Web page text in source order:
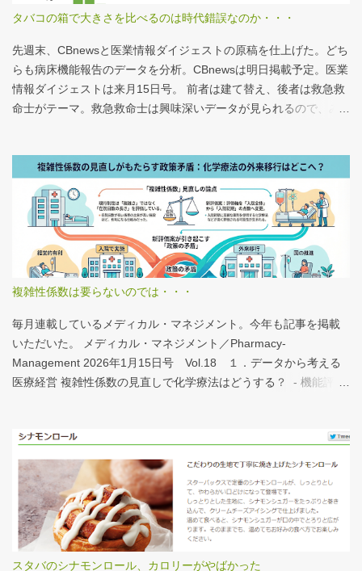
タバコの箱で大きさを比べるのは時代錯誤なのか・・・
先週末、CBnewsと医業情報ダイジェストの原稿を仕上げた。どち
らも病床機能報告のデータを分析。CBnewsは明日掲載予定。医業
情報ダイジェストは来月15日号。 前者は建て替え、後者は救急救
命士がテーマ。救急救命士は興味深いデータが見られるので、み
は、医業情報ダイジェストの記事をお読みください！なのだが、
分析結果の一例は下のグラフ。 病床機能報告（2023年度報告）を
基に作成 ※救急救命士の人数は常勤・非常勤（常勤換算）の合
計。人数が0人の施設は集計に含まない この施設は何人いるんだろ
う？、あの施設は何人だろう？と見てみるだけでも十分興味深い
が、上のグラフのような情報が頭に入っていると、比較整理しや
する。立派な建物がある。武蔵国府の国司館（こくしのたち）を
復元したものだ。写真だけでは、大きさが分かりづらいはずだ。
今月訪れた武蔵国府跡 実際には10分の1サイズの模型なので、そ
れほど大きくない。人が一緒に写っている新聞記事（ （まちの記
憶）武蔵国府跡 東京都府中市：朝日新聞デジタル ）を見れば、
い。平均値で見ても情報は十分でないかもしれない。しかし、ヒ
ストグラムなどをあわせて見れば、相対的なポジションが分かり
やすい。朝日新聞の記事は、人が一緒に写っているので大きさを
把握しやすい。 そういえば、大きさ比較でタバコの箱を横に並べ
るのって、最近見かけないなぁ・・・。このご時世、タバコはNG
なのか？？
複雑性係数は要らないのでは・・・
毎月連載しているメディカル・マネジメント。今年も記事を掲載
いただいた。 メディカル・マネジメント／Pharmacy-
Management 2026年1月15日号 Vol.18 １．データから考える
医療経営 複雑性係数の見直しで化学療法はどうする？ - 機能評価
は微妙だ・・・と言い続けて10数年、ようやく見直されるよう
だ。ただ、その見直し内容も微妙では？？？というのが記事の主
旨。 AIにまとめさせるとこんな感じ。 日頃、各方面から「話が長
い」と言われているので、自分が話すよりAIが話した方がよいと
言われるのは時間の問題だろう。
スタバのシナモンロール、カロリーがやばかった